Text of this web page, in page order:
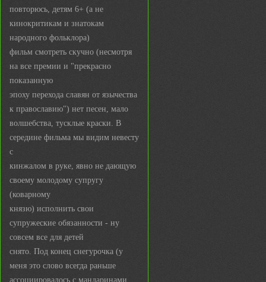
повторюсь, детям 6+ (а не
кинокритикам и знатокам
народного фольклора)
фильм смотреть скучно (несмотря
на все премии и "прекрасно
показанную
эпоху перехода славян от язычества
к православию") нет песен, мало
волшебства, тусклые краски. В
середине фильма мы видим невесту
с
кинжалом в руке, явно не дающую
своему молодому супругу
(коварному
князю) исполнить свои
супружеские обязанности - ну
совсем все для детей
снято. Под конец снегурочка (у
меня это слово всегда раньше
ассоциировалось с мандаринами,